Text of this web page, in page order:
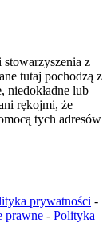
stowarzyszenia z
tutaj pochodzą z
niedokładne lub
rękojmi, że
tych adresów
prywatności -
prawne - Polityka